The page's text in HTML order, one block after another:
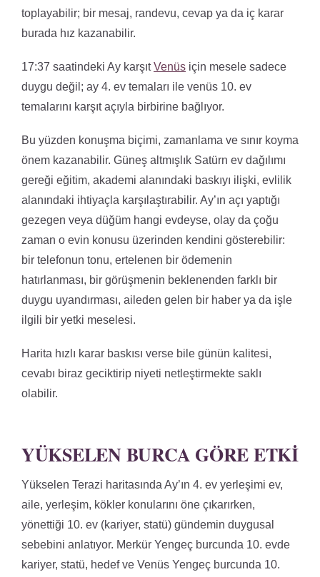
toplayabilir; bir mesaj, randevu, cevap ya da iç karar
burada hız kazanabilir.
17:37 saatindeki Ay karşıtVenüs için mesele sadece
duygu değil; ay 4. ev temaları ile venüs 10. ev
temalarını karşıt açıyla birbirine bağlıyor.
Bu yüzden konuşma biçimi, zamanlama ve sınır koyma
önem kazanabilir. Güneş altmışlık Satürn ev dağılımı
gereği eğitim, akademi alanındaki baskıyı ilişki, evlilik
alanındaki ihtiyaçla karşılaştırabilir. Ay’ın açı yaptığı
gezegen veya düğüm hangi evdeyse, olay da çoğu
zaman o evin konusu üzerinden kendini gösterebilir:
bir telefonun tonu, ertelenen bir ödemenin
hatırlanması, bir görüşmenin beklenenden farklı bir
duygu uyandırması, aileden gelen bir haber ya da işle
ilgili bir yetki meselesi.
Harita hızlı karar baskısı verse bile günün kalitesi,
cevabı biraz geciktirip niyeti netleştirmekte saklı
olabilir.
YÜKSELEN BURCA GÖRE ETKI
Yükselen Terazi haritasında Ay’ın 4. ev yerleşimi ev,
aile, yerleşim, kökler konularını öne çıkarırken,
yönettiği 10. ev (kariyer, statü) gündemin duygusal
sebebini anlatıyor. Merkür Yengeç burcunda 10. evde
kariyer, statü, hedef ve Venüs Yengeç burcunda 10.